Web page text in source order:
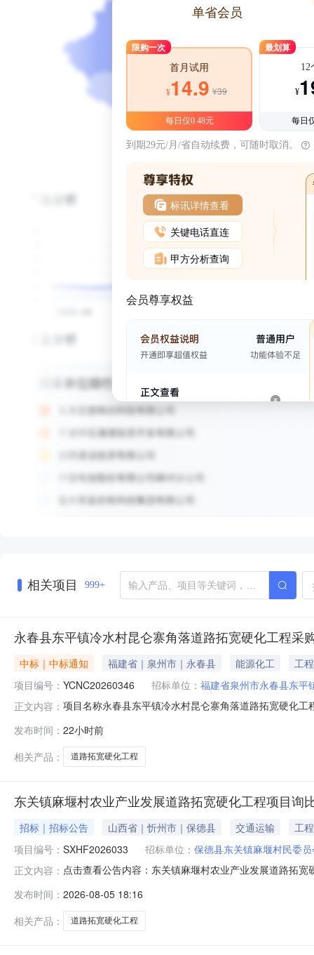
单省会员
限购一次
首月试用
¥14.9 ¥39
每日仅0.48元
最划算
12
¥
每日
到期29元/月/省自动续费，可随时取消。
标讯详情查看
关键电话直连
甲方分析查询
会员尊享权益
相关项目 999+
永春县东平镇冷水村昆仑寨角落道路拓宽硬化工程采
中标｜中标通知 福建省｜泉州市｜永春县 能源化工
工程
项目编号： YCNC20260346 招标单位： 福建省泉州市永春县东平
正文内容： 项目名称永春县东平镇冷水村昆仑寨角落道路拓宽硬化
发布时间： 22小时前
相关产品：
道路拓宽硬化工程
东关镇麻堰村农业产业发展道路拓宽硬化工程项目询
招标｜招标公告 山西省｜忻州市｜保德县 交通运输
工程
项目编号： SXHF2026033 招标单位： 保德县东关镇麻堰村民委
正文内容： 点击查看公告内容：东关镇麻堰村农业产业发展道路拓
发布时间： 2026-08-05 18:16
相关产品：
道路拓宽硬化工程